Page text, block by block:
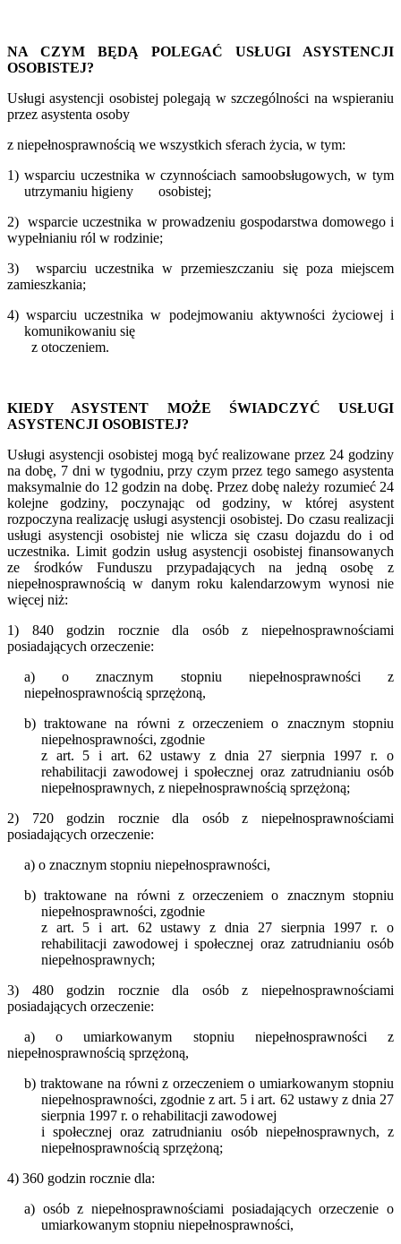
NA CZYM BĘDĄ POLEGAĆ USŁUGI ASYSTENCJI
OSOBISTEJ?
Usługi asystencji osobistej polegają w szczególności na wspieraniu
przez asystenta osoby
z niepełnosprawnością we wszystkich sferach życia, w tym:
1) wsparciu uczestnika w czynnościach samoobsługowych, w tym
utrzymaniu higieny
osobistej;
2)
wsparcie uczestnika w prowadzeniu gospodarstwa domowego i
wypełnianiu ról w rodzinie;
3)
wsparciu uczestnika w przemieszczaniu się poza miejscem
zamieszkania;
4) wsparciu uczestnika w podejmowaniu aktywności życiowej i
komunikowaniu się
z otoczeniem.
KIEDY ASYSTENT MOŻE ŚWIADCZYĆ USŁUGI
ASYSTENCJI OSOBISTEJ?
Usługi asystencji osobistej mogą być realizowane przez 24 godziny
na dobę, 7 dni w tygodniu, przy czym przez tego samego asystenta
maksymalnie do 12 godzin na dobę. Przez dobę należy rozumieć 24
kolejne godziny, poczynając od godziny, w której asystent
rozpoczyna realizację usługi asystencji osobistej. Do czasu realizacji
usługi asystencji osobistej nie wlicza się czasu dojazdu do i od
uczestnika. Limit godzin usług asystencji osobistej finansowanych
ze środków Funduszu przypadających na jedną osobę z
niepełnosprawnością w danym roku kalendarzowym wynosi nie
więcej niż:
1) 840 godzin rocznie dla osób z niepełnosprawnościami
posiadających orzeczenie:
a) o znacznym stopniu niepełnosprawności z
niepełnosprawnością sprzężoną,
b) traktowane na równi z orzeczeniem o znacznym stopniu
niepełnosprawności, zgodnie
z art. 5 i art. 62 ustawy z dnia 27 sierpnia 1997 r. o
rehabilitacji zawodowej i społecznej oraz zatrudnianiu osób
niepełnosprawnych, z niepełnosprawnością sprzężoną;
2) 720 godzin rocznie dla osób z niepełnosprawnościami
posiadających orzeczenie:
a) o znacznym stopniu niepełnosprawności,
b) traktowane na równi z orzeczeniem o znacznym stopniu
niepełnosprawności, zgodnie
z art. 5 i art. 62 ustawy z dnia 27 sierpnia 1997 r. o
rehabilitacji zawodowej i społecznej oraz zatrudnianiu osób
niepełnosprawnych;
3) 480 godzin rocznie dla osób z niepełnosprawnościami
posiadających orzeczenie:
a) o umiarkowanym stopniu niepełnosprawności z
niepełnosprawnością sprzężoną,
b) traktowane na równi z orzeczeniem o umiarkowanym stopniu
niepełnosprawności, zgodnie z art. 5 i art. 62 ustawy z dnia 27
sierpnia 1997 r. o rehabilitacji zawodowej
i społecznej oraz zatrudnianiu osób niepełnosprawnych, z
niepełnosprawnością sprzężoną;
4) 360 godzin rocznie dla:
a) osób z niepełnosprawnościami posiadających orzeczenie o
umiarkowanym stopniu niepełnosprawności,